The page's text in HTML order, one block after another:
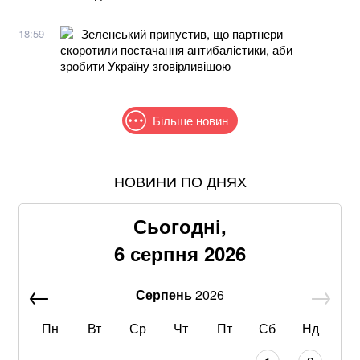
18:59
Зеленський припустив, що партнери
скоротили постачання антибалістики, аби
зробити Україну зговірливішою
Більше новин
Жодної ракети збити не вдалося: у ПС розповіли
Знищені печі, склади та роки роботи: що
залишилося після удару по "Епіцентру"
Без води не вижити: Шмигаль розкрив, куди планує
Рф знищила склади «Епіцентру», ROZETKA, «Нової
НОВИНИ ПО ДНЯХ
Сьогодні,
6 серпня 2026
Серпень2026
Пн
Вт Ср Чт Пт Сб Нд